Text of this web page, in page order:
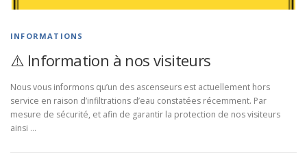
INFORMATIONS
⚠️ Information à nos visiteurs
Nous vous informons qu’un des ascenseurs est actuellement hors
service en raison d’infiltrations d’eau constatées récemment. Par
mesure de sécurité, et afin de garantir la protection de nos visiteurs
ainsi …